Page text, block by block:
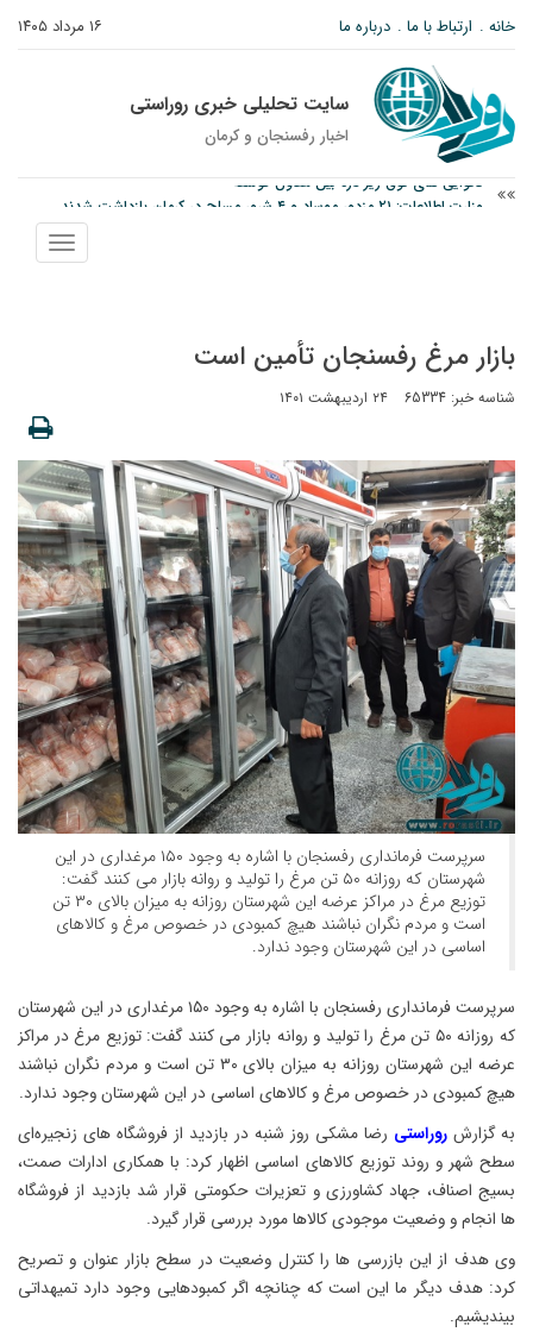
۱۶ مرداد ۱۴۰۵ خانه ارتباط با ما درباره ما
سایت تحلیلی خبری روراستی
اخبار رفسنجان و كرمان
وزارت اطلاعات: ۲۱ مزدور موساد و ۴ شرور مسلح در کرمان بازداشت شدند
نمایش
منو
بازار مرغ رفسنجان تأمین است
شناسه خبر: 65334 ۲۴ اردیبهشت ۱۴۰۱
سرپرست فرمانداری رفسنجان با اشاره به وجود ۱۵۰ مرغداری در این
شهرستان که روزانه ۵۰ تن مرغ را تولید و روانه بازار می کنند گفت:
توزیع مرغ در مراکز عرضه این شهرستان روزانه به میزان بالای ۳۰ تن
است و مردم نگران نباشند هیچ کمبودی در خصوص مرغ و کالاهای
اساسی در این شهرستان وجود ندارد.
سرپرست فرمانداری رفسنجان با اشاره به وجود ۱۵۰ مرغداری در این شهرستان
که روزانه ۵۰ تن مرغ را تولید و روانه بازار می کنند گفت: توزیع مرغ در مراکز
عرضه این شهرستان روزانه به میزان بالای ۳۰ تن است و مردم نگران نباشند
هیچ کمبودی در خصوص مرغ و کالاهای اساسی در این شهرستان وجود ندارد.
به گزارش روراستی رضا مشکی روز شنبه در بازدید از فروشگاه های زنجیره‌ای
سطح شهر و روند توزیع کالاهای اساسی اظهار کرد: با همکاری ادارات صمت،
بسیج اصناف، جهاد کشاورزی و تعزیرات حکومتی قرار شد بازدید از فروشگاه
ها انجام و وضعیت موجودی کالاها مورد بررسی قرار گیرد.
وی هدف از این بازرسی ها را کنترل وضعیت در سطح بازار عنوان و تصریح
کرد: هدف دیگر ما این است که چنانچه اگر کمبودهایی وجود دارد تمیهداتی
بیندیشیم.